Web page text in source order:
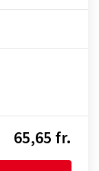
65,65 fr.